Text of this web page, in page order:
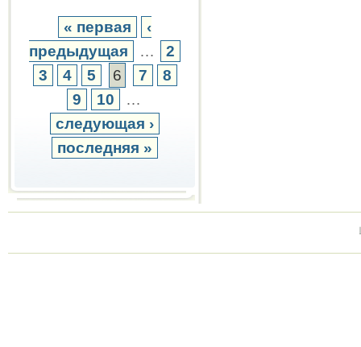
« первая
‹
предыдущая
…
2
3
4 5 6 7
8
9
10
…
следующая ›
последняя »